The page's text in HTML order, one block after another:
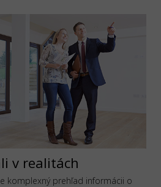
v realitách
komplexný prehľad informácii o